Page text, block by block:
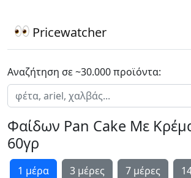
Pricewatcher
Αναζήτηση σε ~30.000 προϊόντα:
Φαίδων Pan Cake Με
60γρ
1 μέρα 3 μέρες 7 μέρες